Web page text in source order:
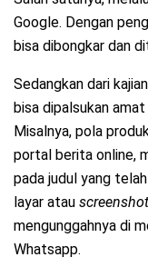
Google. Dengan
bisa dibongkar dan
Sedangkan dari
bisa dipalsukan
Misalnya, pola
portal berita online,
pada judul yang
layar atau screenshot
mengunggahnya di
Whatsapp.